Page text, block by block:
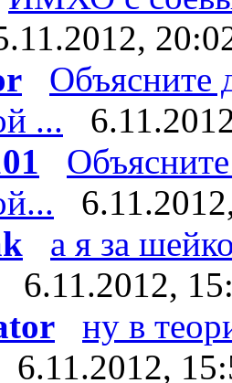
Объясните
...
а я за
6.11.2012,
ну в
6.11.2012,